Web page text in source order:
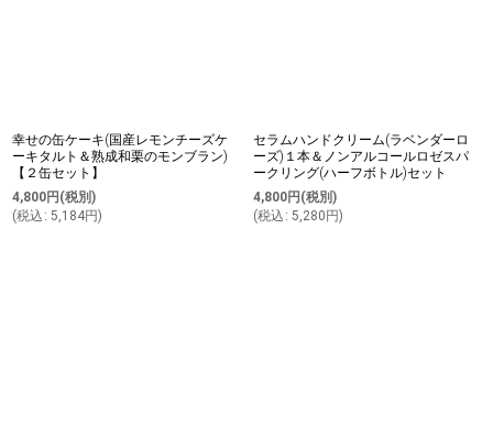
幸せの缶ケーキ(国産レモンチーズケ
ーキタルト＆熟成和栗のモンブラン)
【２缶セット】
4,800円 (税別)
(税込 : 5,184円)
セラムハンドクリーム(ラベンダーロ
ーズ)１本＆ノンアルコールロゼスパ
ークリング(ハーフボトル)セット
4,800円 (税別)
(税込 : 5,280 円)